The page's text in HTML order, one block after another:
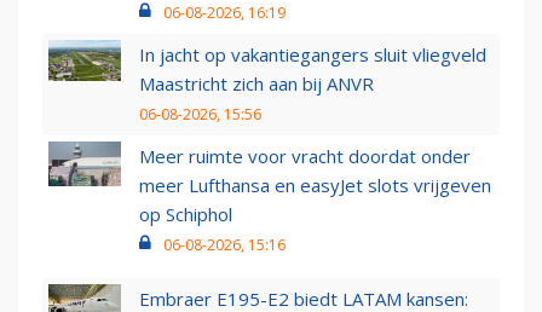
06-08-2026, 16:19
In jacht op vakantiegangers sluit vliegveld
Maastricht zich aan bij ANVR
06-08-2026, 15:56
Meer ruimte voor vracht doordat onder
meer Lufthansa en easyJet slots vrijgeven
op Schiphol
06-08-2026, 15:16
Embraer E195-E2 biedt LATAM kansen: